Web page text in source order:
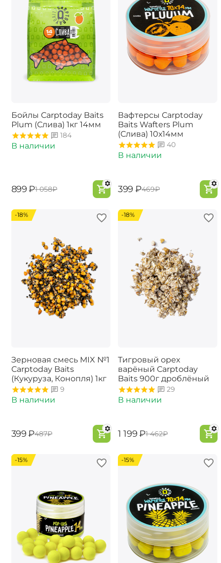
Бойлы Carptoday Baits
Plum (Слива) 1кг 14мм
184
В наличии
‍899‍ ₽‍1 058‍₽
Вафтерсы Carptoday
Baits Wafters Plum
(Слива) 10х14мм
40
В наличии
‍399‍ ₽‍469‍₽
-18%
Зерновая смесь MIX №1
Carptoday Baits
(Кукуруза, Конопля) 1кг
9
В наличии
‍399‍ ₽‍487‍₽
-18%
Тигровый орех
варёный Carptoday
Baits 900г дроблёный
29
В наличии
‍1 199‍₽‍1 462‍₽
-15% -15%